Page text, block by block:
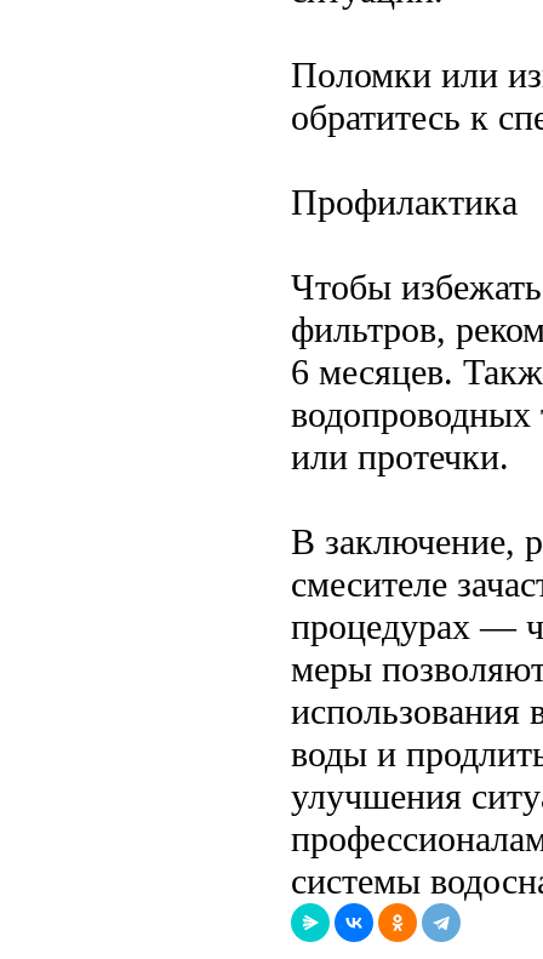
Поломки или
обратитесь к
Профилактика
Чтобы избежать
фильтров,
6 месяцев.
водопроводных
или протечки.
В заключение,
смесителе
процедурах —
меры
использования
воды и
улучшения
системы